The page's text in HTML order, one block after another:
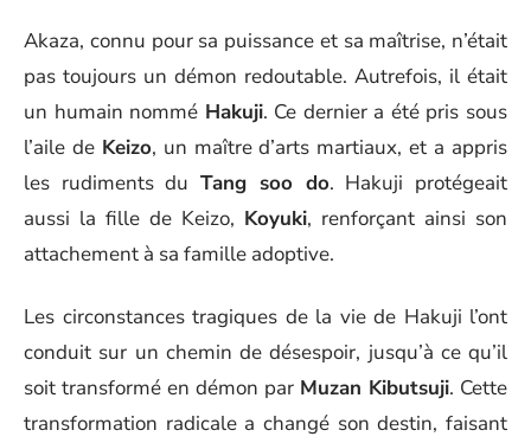
Akaza, connu pour sa puissance et sa maîtrise, n’était
pas toujours un démon redoutable. Autrefois, il était
un humain nommé Hakuji. Ce dernier a été pris sous
l’aile de Keizo, un maître d’arts martiaux, et a appris
les rudiments duTang soo do. Hakuji protégeait
aussi la fille de Keizo, Koyuki, renforçant ainsi son
attachement à sa famille adoptive.
Les circonstances tragiques de la vie de Hakuji l’ont
conduit sur un chemin de désespoir, jusqu’à ce qu’il
soit transformé en démon par Muzan Kibutsuji. Cette
transformation radicale a changé son destin, faisant